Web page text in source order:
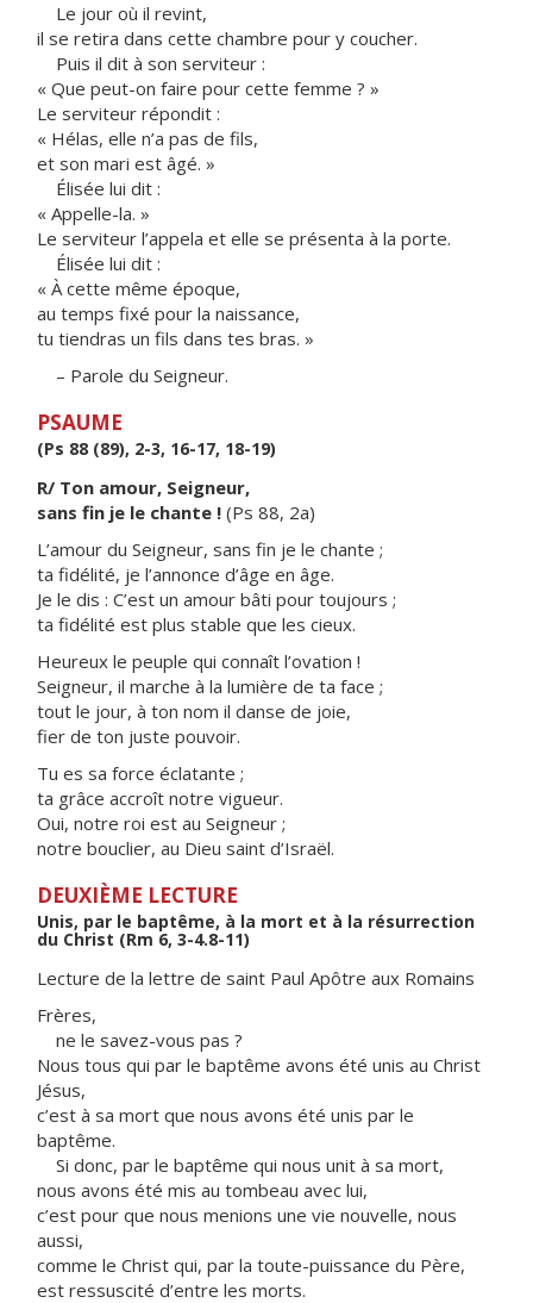
Le jour où il revint,
il se retira dans cette chambre pour y coucher.
Puis il dit à son serviteur :
« Que peut-on faire pour cette femme ? »
Le serviteur répondit :
« Hélas, elle n’a pas de fils,
et son mari est âgé. »
Élisée lui dit :
« Appelle-la. »
Le serviteur l’appela et elle se présenta à la porte.
Élisée lui dit :
« À cette même époque,
au temps fixé pour la naissance,
tu tiendras un fils dans tes bras. »
– Parole du Seigneur.
PSAUME
(Ps 88 (89), 2-3, 16-17, 18-19)
R/ Ton amour, Seigneur,
sans fin je le chante ! (Ps 88, 2a)
L’amour du Seigneur, sans fin je le chante ;
ta fidélité, je l’annonce d’âge en âge.
Je le dis : C’est un amour bâti pour toujours ;
ta fidélité est plus stable que les cieux.
Heureux le peuple qui connaît l’ovation !
Seigneur, il marche à la lumière de ta face ;
tout le jour, à ton nom il danse de joie,
fier de ton juste pouvoir.
Tu es sa force éclatante ;
ta grâce accroît notre vigueur.
Oui, notre roi est au Seigneur ;
notre bouclier, au Dieu saint d’Israël.
DEUXIÈME LECTURE
Unis, par le baptême, à la mort et à la résurrection
du Christ (Rm 6, 3-4.8-11)
Lecture de la lettre de saint Paul Apôtre aux Romains
Frères,
ne le savez-vous pas ?
Nous tous qui par le baptême avons été unis au Christ
Jésus,
c’est à sa mort que nous avons été unis par le
baptême.
Si donc, par le baptême qui nous unit à sa mort,
nous avons été mis au tombeau avec lui,
c’est pour que nous menions une vie nouvelle, nous
aussi,
comme le Christ qui, par la toute-puissance du Père,
est ressuscité d’entre les morts.